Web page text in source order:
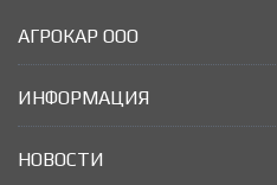
АГРОКАР ООО
ИНФОРМАЦИЯ
НОВОСТИ